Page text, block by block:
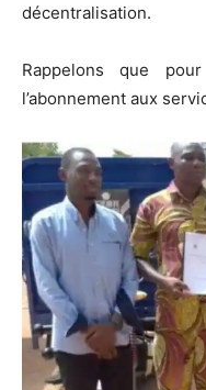
décentralisation.
Rappelons que
l’abonnement aux